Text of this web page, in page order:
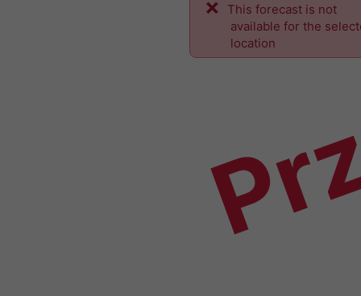
This forecast is not
available for the
location